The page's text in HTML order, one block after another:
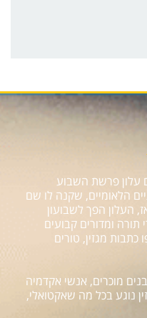
אז הוקם עלון פרשת השבוע
הלאומיים, שקנה לו שם
העלון הפך לשבועון
תורה ומדורים קבועים
מגזין, טורים
מוכרים, אנשי אקדמיה
נוגע בכל מה שאקטואלי,